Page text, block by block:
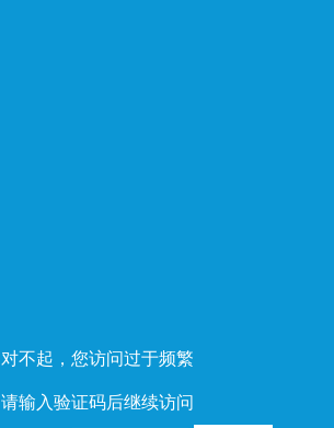
对不起，您访问过于频繁
请输入验证码后继续访问